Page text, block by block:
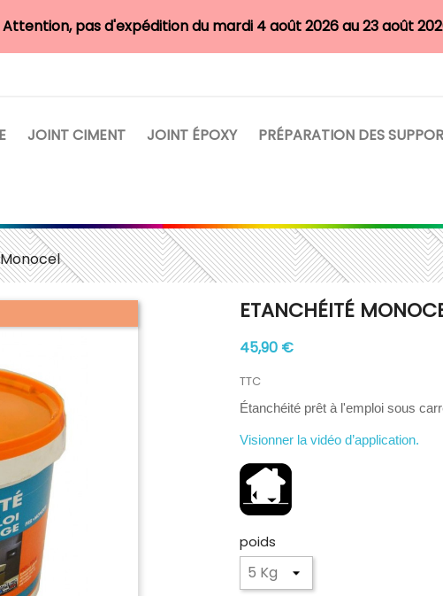
Attention, pas d'expédition du mardi 4 août 2026 au 23 août
JOINT CIMENT JOINT ÉPOXY PRÉPARATION DES
ETANCHÉITÉ
45,90 €
TTC
Étanchéité prêt à l'emploi sous
Visionner la vidéo d’application.
poids